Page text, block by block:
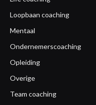
Loopbaan coaching
Mentaal
Ondernemerscoaching
Opleiding
Overige
Team coaching